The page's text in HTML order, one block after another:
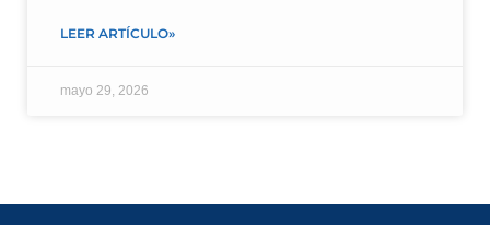
LEER ARTÍCULO»
mayo 29, 2026